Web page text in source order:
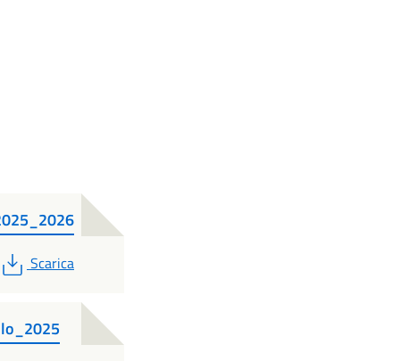
PDF
Scarica